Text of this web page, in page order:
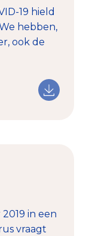
19 hield
hebben,
ook de
in een
vraagt